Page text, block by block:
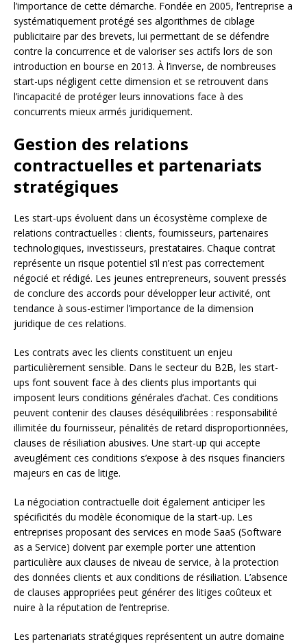
l’importance de cette démarche. Fondée en 2005, l’entreprise a
systématiquement protégé ses algorithmes de ciblage
publicitaire par des brevets, lui permettant de se défendre
contre la concurrence et de valoriser ses actifs lors de son
introduction en bourse en 2013. À l’inverse, de nombreuses
start-ups négligent cette dimension et se retrouvent dans
l’incapacité de protéger leurs innovations face à des
concurrents mieux armés juridiquement.
Gestion des relations
contractuelles et partenariats
stratégiques
Les start-ups évoluent dans un écosystème complexe de
relations contractuelles : clients, fournisseurs, partenaires
technologiques, investisseurs, prestataires. Chaque contrat
représente un risque potentiel s’il n’est pas correctement
négocié et rédigé. Les jeunes entrepreneurs, souvent pressés
de conclure des accords pour développer leur activité, ont
tendance à sous-estimer l’importance de la dimension
juridique de ces relations.
Les contrats avec les clients constituent un enjeu
particulièrement sensible. Dans le secteur du B2B, les start-
ups font souvent face à des clients plus importants qui
imposent leurs conditions générales d’achat. Ces conditions
peuvent contenir des clauses déséquilibrées : responsabilité
illimitée du fournisseur, pénalités de retard disproportionnées,
clauses de résiliation abusives. Une start-up qui accepte
aveuglément ces conditions s’expose à des risques financiers
majeurs en cas de litige.
La négociation contractuelle doit également anticiper les
spécificités du modèle économique de la start-up. Les
entreprises proposant des services en mode SaaS (Software
as a Service) doivent par exemple porter une attention
particulière aux clauses de niveau de service, à la protection
des données clients et aux conditions de résiliation. L’absence
de clauses appropriées peut générer des litiges coûteux et
nuire à la réputation de l’entreprise.
Les partenariats stratégiques représentent un autre domaine